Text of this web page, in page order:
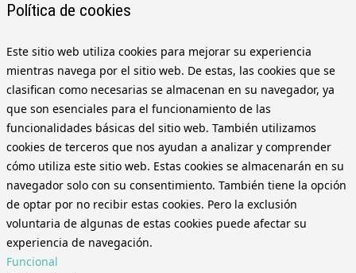
Política de cookies
Este sitio web utiliza cookies para mejorar su experiencia
mientras navega por el sitio web. De estas, las cookies que se
clasifican como necesarias se almacenan en su navegador, ya
que son esenciales para el funcionamiento de las
funcionalidades básicas del sitio web. También utilizamos
cookies de terceros que nos ayudan a analizar y comprender
cómo utiliza este sitio web. Estas cookies se almacenarán en su
navegador solo con su consentimiento. También tiene la opción
de optar por no recibir estas cookies. Pero la exclusión
voluntaria de algunas de estas cookies puede afectar su
experiencia de navegación.
Funcional